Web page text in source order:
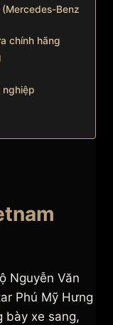
Benz
chính hãng
nghiệp
Nguyễn Văn
Phú Mỹ Hưng
bày xe sang,